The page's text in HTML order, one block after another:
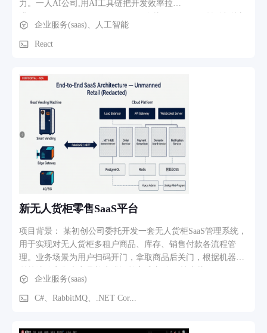
Native）；月度报告页支持历史月份切换，展示环比变化、
Top3 支出分类、日均消费、记账天数等。 6. 数据导出导入：
支持 CSV（含 BOM 兼容 Excel 中文）和 JSON 格式导出/导
每日记账提醒（默认 21:00）、晚间支出汇总（默认 23:00）；
适配华为/小米/OPPO/vivo 等厂商的自启动设置引导；前台服
务保活、电池优化白名单引导、悬浮窗速记（System Alert
Window 权限）。 业务流程：用户安装 → 授权通知监听 → 支
付时 App 自动弹窗预填 → 用户确认/编辑 → 记录存入 SQLite
→ 首页仪表盘/报告页实时刷新 → 月底查看月度报告和预算达
成 → 导出数据备份。
力。一人AI公司,用AI工具链把开发效率拉
法到上线全流程交付。软件方面能够承接各种前端后端。
企业服务(saas)、人工智能
React
新无人货柜零售SaaS平台
项目背景： 某初创公司委托开发一套无人货柜SaaS管理系统，
用于实现对无人货柜多租户商品、库存、销售付款各流程管
理。业务场景为用户扫码开门，拿取商品后关门，根据机器视
C#/.NET 6 + Vue + Uniapp - 阿里云 CI/CD - RabbitMQ IoT设备
通信 - 微信/支付宝支付接入。
企业服务(saas)
C#、RabbitMQ、.NET Cor...